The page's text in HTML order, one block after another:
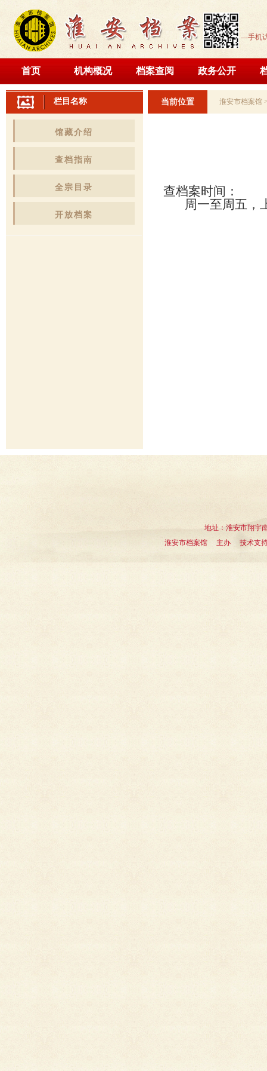
—手机
首页 机构概况 档案查阅 政务公开
栏目名称
馆藏介绍
查档指南
全宗目录
开放档案
当前位置 淮安市档案馆
查档案时间：
周一至周五，
地址：淮安市翔宇
淮安市档案馆 主办 技术支持